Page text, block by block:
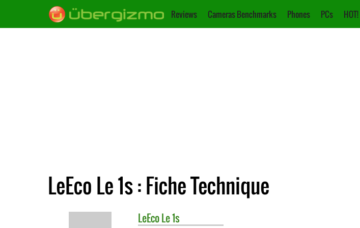
Reviews Cameras Benchmarks Phones PCs HOT!
LeEco Le 1s : Fiche Technique
LeEcoLe 1s